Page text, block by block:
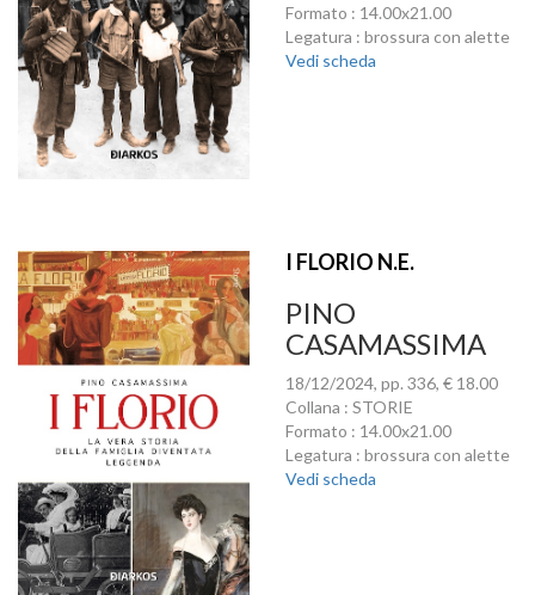
Formato : 14.00x21.00
Legatura : brossura con alette
Vedi scheda
I FLORIO N.E.
PINO
CASAMASSIMA
18/12/2024, pp. 336, € 18.00
Collana : STORIE
Formato : 14.00x21.00
Legatura : brossura con alette
Vedi scheda